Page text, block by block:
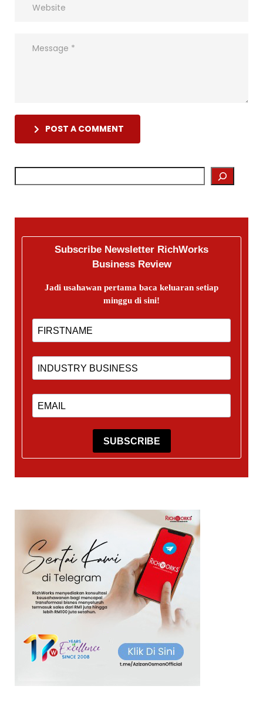
POST A COMMENT
Subscribe Newsletter RichWorks
Business Review
Jadi usahawan pertama baca keluaran setiap
minggu di sini!
SUBSCRIBE